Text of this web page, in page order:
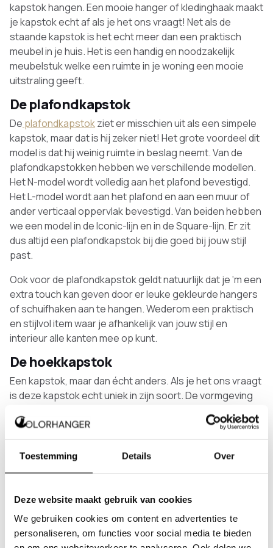
Toestemming Details Over
Deze website maakt gebruik van cookies
We gebruiken cookies om content en advertenties te
personaliseren, om functies voor social media te bieden
kapstok hangen. Een mooie hanger of kledinghaak maakt
je kapstok echt af als je het ons vraagt! Net als de
staande kapstok is het echt meer dan een praktisch
meubel in je huis. Het is een handig en noodzakelijk
meubelstuk welke een ruimte in je woning een mooie
uitstraling geeft.
De plafondkapstok
De plafondkapstokziet er misschien uit als een simpele
kapstok, maar dat is hij zeker niet! Het grote voordeel dit
model is dat hij weinig ruimte in beslag neemt. Van de
plafondkapstokken hebben we verschillende modellen.
Het N-model wordt volledig aan het plafond bevestigd.
Het L-model wordt aan het plafond en aan een muur of
ander verticaal oppervlak bevestigd. Van beiden hebben
we een model in de Iconic-lijn en in de Square-lijn. Er zit
dus altijd een plafondkapstok bij die goed bij jouw stijl
past.
Ook voor de plafondkapstok geldt natuurlijk dat je ‘m een
extra touch kan geven door er leuke gekleurde hangers
of schuifhaken aan te hangen. Wederom een praktisch
en stijlvol item waar je afhankelijk van jouw stijl en
interieur alle kanten mee op kunt.
De hoekkapstok
Een kapstok, maar dan écht anders. Als je het ons vraagt
is deze kapstok echt uniek in zijn soort. De vormgeving
ruimte in je huis. Zowel in onze Iconic-lijn als in onze
hoekkapstokken
. Altijd een uniek model speciaal voor jou
Waarom zou ik een kapstok kopen bij
Colorhanger?
Leuk, al dat aanbod van mooie kapstokken, maar waarom
zou je een kapstok bij Colorhanger kopen en niet bij een